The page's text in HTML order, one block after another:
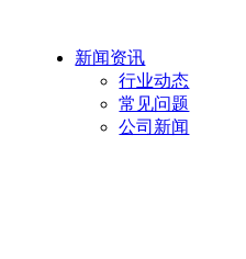
新闻资讯
行业动态
常见问题
公司新闻